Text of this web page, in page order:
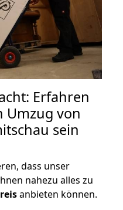
Erfahren
Umzug von
sein
dass unser
nahezu alles zu
anbieten können.